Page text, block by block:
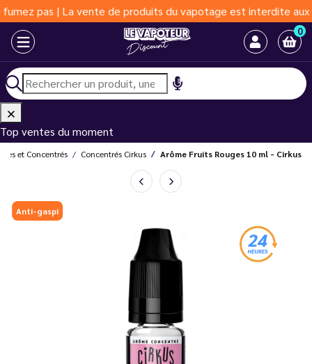
| La vente de produits du vapotage est interdite aux moins
0
Top ventes du moment
et Concentrés Concentrés Cirkus Arôme Fruits Rouges 10 ml - Cirkus
Anti-gaspi